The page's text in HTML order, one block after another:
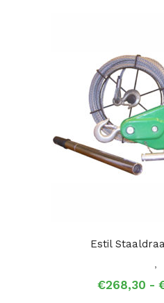
Estil
,
€268,30 -